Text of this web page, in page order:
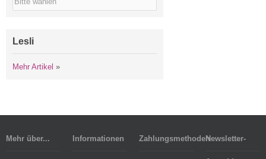
Lesli
Mehr Artikel »
Mehr über... Informationen ZahlungsmethodenNewsletter-